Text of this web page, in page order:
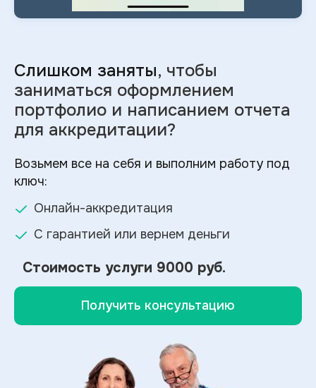
Слишком заняты, чтобы
заниматься оформлением
портфолио и написанием отчета
для аккредитации?
Возьмем все на себя и выполним работу под
ключ:
Онлайн-аккредитация
С гарантией или вернем деньги
Стоимость услуги 9000 руб.
Получить консультацию